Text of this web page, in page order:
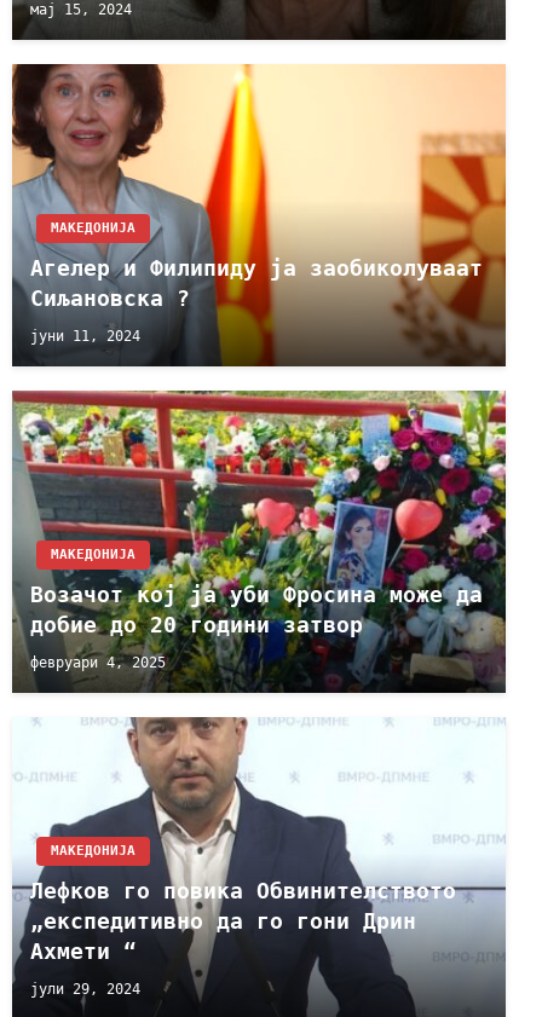
мај 15, 2024
МАКЕДОНИЈА
Агелер и Филипиду ја заобиколуваат
Сиљановска ?
јуни 11, 2024
МАКЕДОНИЈА
Возачот кој ја уби Фросина може да
добие до 20 години затвор
февруари 4, 2025
МАКЕДОНИЈА
Лефков го повика Обвинителството
„експедитивно да го гони Дрин
Ахмети “
јули 29, 2024